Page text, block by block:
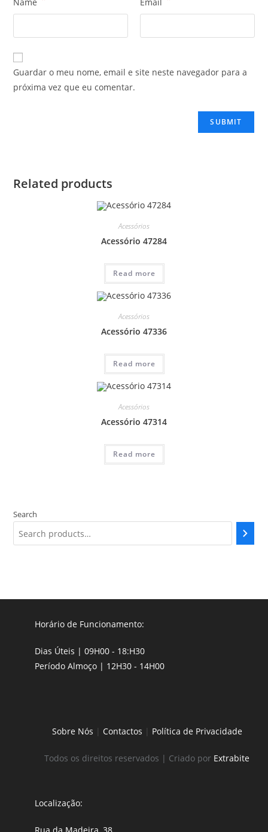
Guardar o meu nome, email e site neste navegador para a
próxima vez que eu comentar.
Related products
Acessórios
Acessório 47284
Read more
Acessórios
Acessório 47336
Read more
Acessórios
Acessório 47314
Read more
Search
Horário de Funcionamento:
Dias Úteis | 09H00 - 18:H30
Período Almoço | 12H30 - 14H00
Sobre Nós | Contactos | Política de Privacidade
Todos os direitos reservados | Criado por Extrabite
Localização: